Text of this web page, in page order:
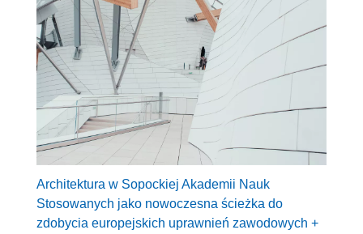
Architektura w Sopockiej Akademii Nauk
Stosowanych jako nowoczesna ścieżka do
zdobycia europejskich uprawnień zawodowych +